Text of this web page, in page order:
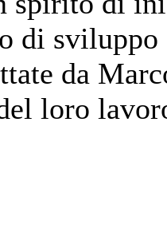
di
da
loro